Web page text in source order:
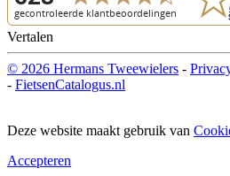
Vertalen
© 2026 Hermans Tweewielers -
- FietsenCatalogus.nl
Deze website maakt gebruik van
Accepteren